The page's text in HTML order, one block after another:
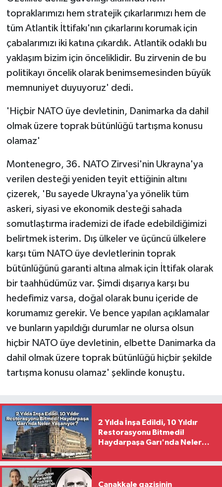
topraklarımızı hem stratejik çıkarlarımızı hem de
tüm Atlantik İttifakı'nın çıkarlarını korumak için
çabalarımızı iki katına çıkardık. Atlantik odaklı bu
yaklaşım bizim için önceliklidir. Bu zirvenin de bu
politikayı öncelik olarak benimsemesinden büyük
memnuniyet duyuyoruz' dedi.
'Hiçbir NATO üye devletinin, Danimarka da dahil
olmak üzere toprak bütünlüğü tartışma konusu
olamaz'
Montenegro, 36. NATO Zirvesi'nin Ukrayna'ya
verilen desteği yeniden teyit ettiğinin altını
çizerek, 'Bu sayede Ukrayna'ya yönelik tüm
askeri, siyasi ve ekonomik desteği sahada
somutlaştırma irademizi de ifade edebildiğimizi
belirtmek isterim. Dış ülkeler ve üçüncü ülkelere
karşı tüm NATO üye devletlerinin toprak
bütünlüğünü garanti altına almak için İttifak olarak
bir taahhüdümüz var. Şimdi dışarıya karşı bu
hedefimiz varsa, doğal olarak bunu içeride de
korumamız gerekir. Ve bence yapılan açıklamalar
ve bunların yapıldığı durumlar ne olursa olsun
hiçbir NATO üye devletinin, elbette Danimarka da
dahil olmak üzere toprak bütünlüğü hiçbir şekilde
tartışma konusu olamaz' şeklinde konuştu.
2 Yılda İnşa Edildi, 10 Yıldır
Restorasyonu Bitmedi!
Haydarpaşa Garı'nda Neler
Çanakkale gazisinin